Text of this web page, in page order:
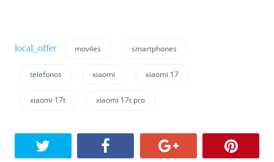
moviles smartphones
telefonos xiaomi xiaomi 17
xiaomi 17t xiaomi 17t pro